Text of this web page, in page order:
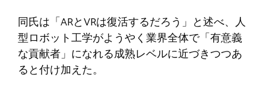
同氏は「ARとVRは復活するだろう」と述べ、人
型ロボット工学がようやく業界全体で「有意義
な貢献者」になれる成熟レベルに近づきつつあ
ると付け加えた。